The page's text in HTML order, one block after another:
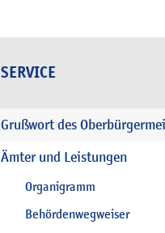
SERVICE
Grußwort des
Ämter und Leistungen
Organigramm
Behördenwegweiser